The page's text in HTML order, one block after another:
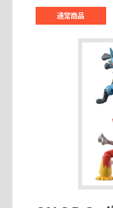
通常商品